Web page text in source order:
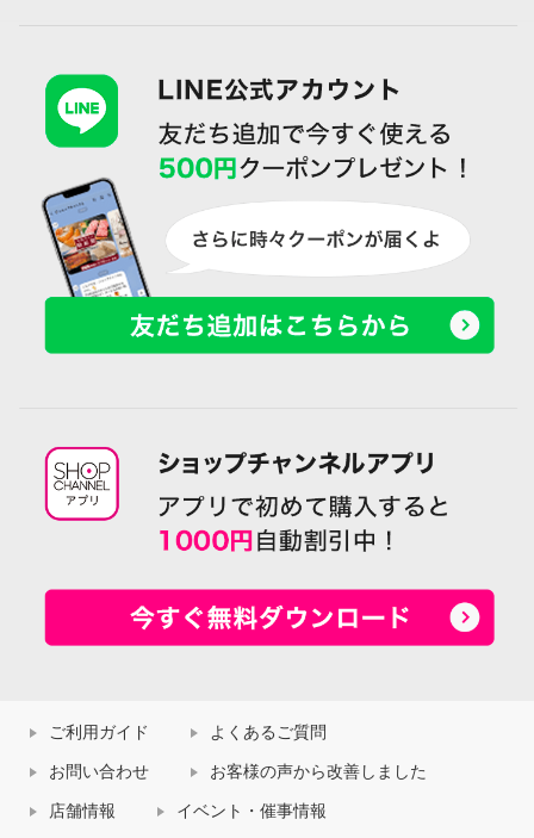
ご利用ガイド よくあるご質問
お問い合わせ お客様の声から改善しました
店舗情報 イベント・催事情報